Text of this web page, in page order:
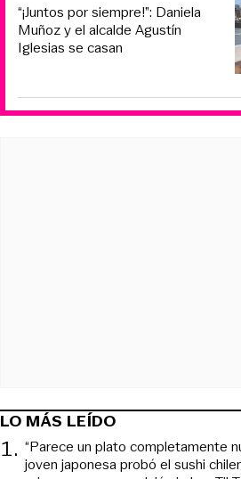
“¡Juntos por siempre!”: Daniela
Muñoz y el alcalde Agustín
Iglesias se casan
LO MÁS LEÍDO
1. “Parece un plato completamente
joven japonesa probó el sushi